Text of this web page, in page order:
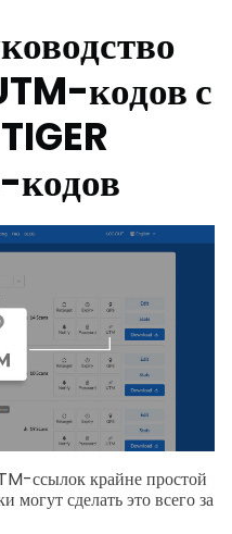
кодов с
кодов
ссылок крайне простой
могут сделать это всего за